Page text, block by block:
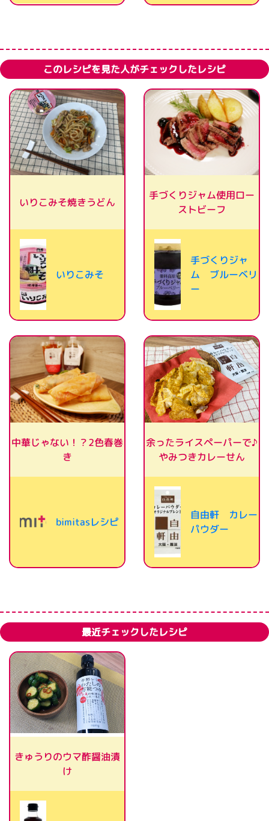
このレシピを見た人がチェックしたレシピ
いりこみそ焼きうどん
いりこみそ
手づくりジャム使用ロー
ストビーフ
手づくりジャ
ム ブルーベリ
ー
中華じゃない！？2色春巻
き
bimitasレシピ
余ったライスペーパーで♪
やみつきカレーせん
自由軒 カレー
パウダー
最近チェックしたレシピ
きゅうりのウマ酢醤油漬
け